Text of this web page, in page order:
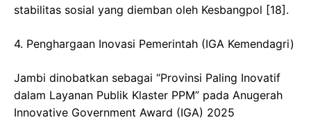
stabilitas sosial yang diemban oleh Kesbangpol [18].
​4. Penghargaan Inovasi Pemerintah (IGA Kemendagri)
​Jambi dinobatkan sebagai “Provinsi Paling Inovatif
dalam Layanan Publik Klaster PPM” pada Anugerah
Innovative Government Award (IGA) 2025